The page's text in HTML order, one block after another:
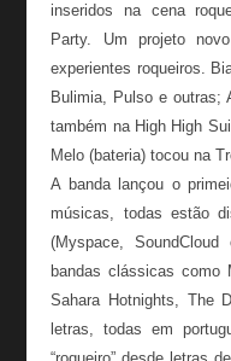
inseridos na cena
Party. Um projeto
experientes roqueiros.
Bulimia, Pulso e outras;
também na High High
Melo (bateria) tocou na
A banda lançou o
músicas, todas estão
(Myspace,
bandas clássicas
Sahara Hotnights, The
letras, todas em